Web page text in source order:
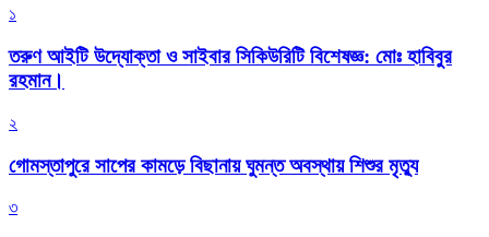
১
তরুণ আইটি উদ্যোক্তা ও সাইবার সিকিউরিটি বিশেষজ্ঞ: মোঃ হাবিবুর
রহমান।
২
গোমস্তাপুরে সাপের কামড়ে বিছানায় ঘুমন্ত অবস্থায় শিশুর মৃত্যু
৩